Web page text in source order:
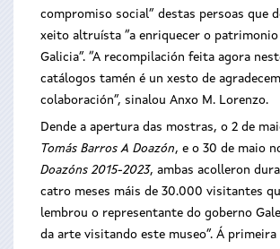
compromiso social” destas persoas que
xeito altruísta “a enriquecer o
Galicia”. “A recompilación feita agora
catálogos tamén é un xesto de
colaboración”, sinalou Anxo M. Lorenzo.
Dende a apertura das mostras, o 2 de
Tomás Barros A Doazón, e o 30 de maio
Doazóns 2015-2023, ambas acolleron
catro meses máis de 30.000 visitantes
lembrou o representante do goberno
da arte visitando este museo”. Á